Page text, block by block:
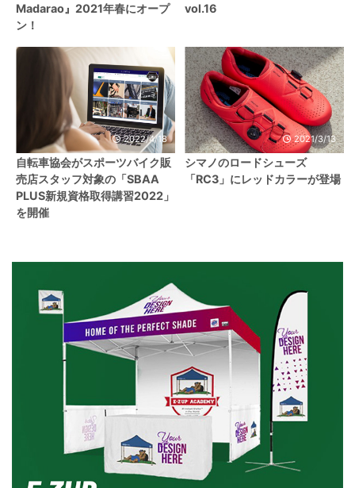
Madarao』2021年春にオープ
ン！
vol.16
2022/4/18
自転車協会がスポーツバイク販
売店スタッフ対象の「SBAA
PLUS新規資格取得講習2022」
を開催
2021/3/13
シマノのロードシューズ
「RC3」にレッドカラーが登場